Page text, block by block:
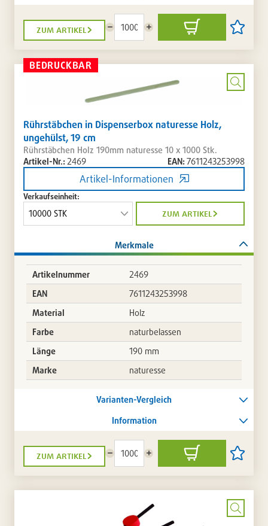
zum artikel
Menge
reduzieren
Menge
erhöhen
In
den
Artikel
setzen
/
BEDRUCKBAR
Bild
Rührstäbchen in Dispenserbox naturesse Holz,
ungehülst, 19 cm
Rührstäbchen Holz 190mm naturesse 10 x 1000 Stk.
Artikel-Nr.: 2469 EAN:7611243253998
Artikel-Informationen
Verkaufseinheit:
zum artikel
Merkmale
Artikelnummer
2469
EAN
7611243253998
Material
Holz
Farbe
naturbelassen
Länge
190 mm
Marke
naturesse
Varianten-Vergleich
Information
zum artikel
Menge
reduzieren
Menge
erhöhen
In
den
Artikel
setzen
/
Bild